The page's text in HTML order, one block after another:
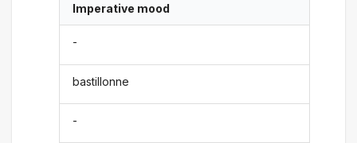
Imperative mood
-
bastillonne
-